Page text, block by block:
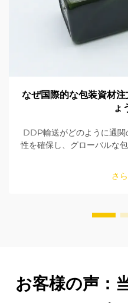
なぜ国際的な包装資材
ょ
DDP輸送がどのように通関
性を確保し、グローバルな
なぜ最適な選択肢で
さ
お客様の声：